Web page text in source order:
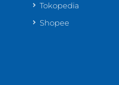
Tokopedia
Shopee